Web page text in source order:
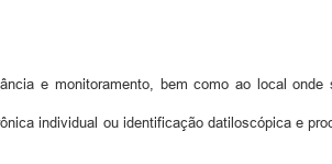
e monitoramento, bem como ao local onde
individual ou identificação datiloscópica e